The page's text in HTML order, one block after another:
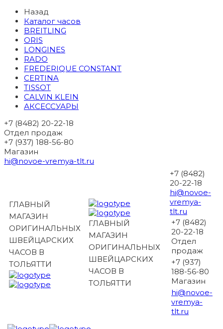
Назад
Каталог часов
BREITLING
ORIS
LONGINES
RADO
FREDERIQUE CONSTANT
CERTINA
TISSOT
CALVIN KLEIN
АКСЕССУАРЫ
+7 (8482) 20-22-18
Отдел продаж
+7 (937) 188-56-80
Магазин
hi@novoe-vremya-tlt.ru
ГЛАВНЫЙ
МАГАЗИН
ОРИГИНАЛЬНЫХ
ШВЕЙЦАРСКИХ
ЧАСОВ В
ТОЛЬЯТТИ
ГЛАВНЫЙ
МАГАЗИН
ОРИГИНАЛЬНЫХ
ШВЕЙЦАРСКИХ
ЧАСОВ В
ТОЛЬЯТТИ
+7 (8482)
20-22-18
hi@novoe-
vremya-
tlt.ru
+7 (8482)
20-22-18
Отдел
продаж
+7 (937)
188-56-80
Магазин
hi@novoe-
vremya-
tlt.ru